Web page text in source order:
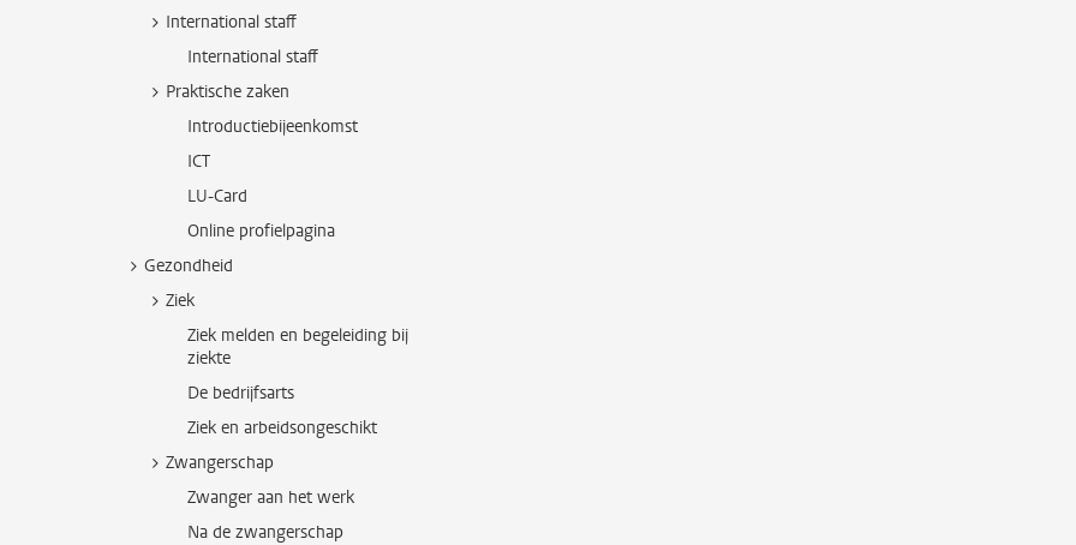
International staff
International staff
Praktische zaken
Introductiebijeenkomst
ICT
LU-Card
Online profielpagina
Gezondheid
Ziek
Ziek melden en begeleiding bij
ziekte
De bedrijfsarts
Ziek en arbeidsongeschikt
Zwangerschap
Zwanger aan het werk
Na de zwangerschap